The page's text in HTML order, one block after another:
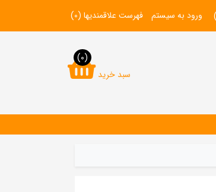
) ورود به سیستم فهرست علاقمندیها (0)
سبد خرید
(0)